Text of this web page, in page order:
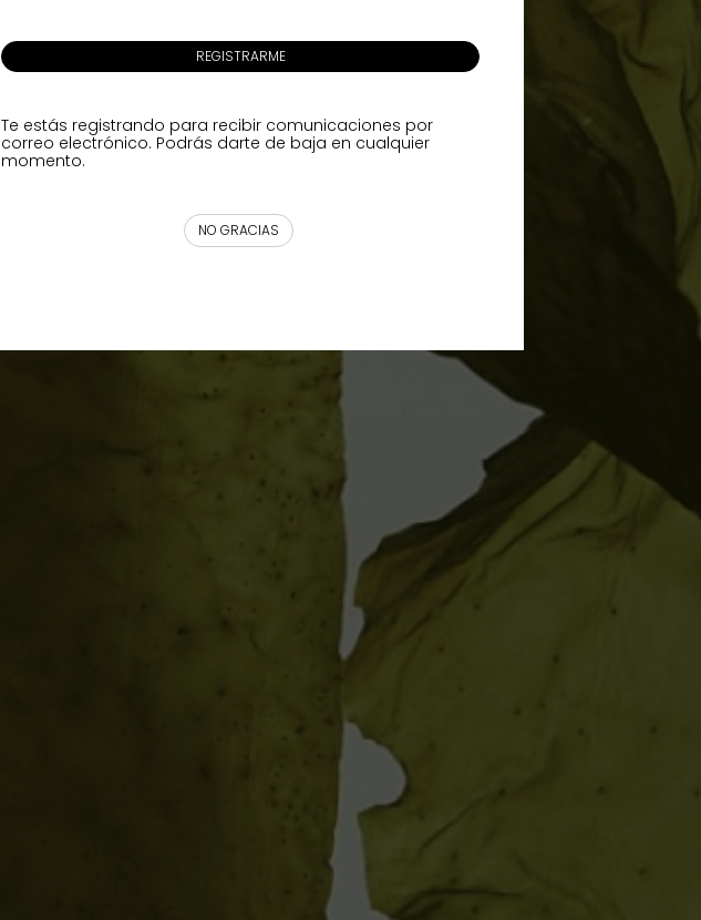
REGISTRARME
Te estás registrando para recibir comunicaciones por
correo electrónico. Podrás darte de baja en cualquier
momento.
NO GRACIAS